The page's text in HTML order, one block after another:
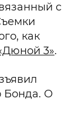
с
как
3».
Бонда. О